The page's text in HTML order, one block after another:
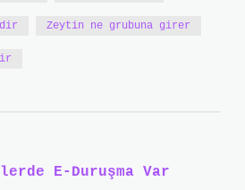
Zeytin ne grubuna girer
E-Duruşma Var